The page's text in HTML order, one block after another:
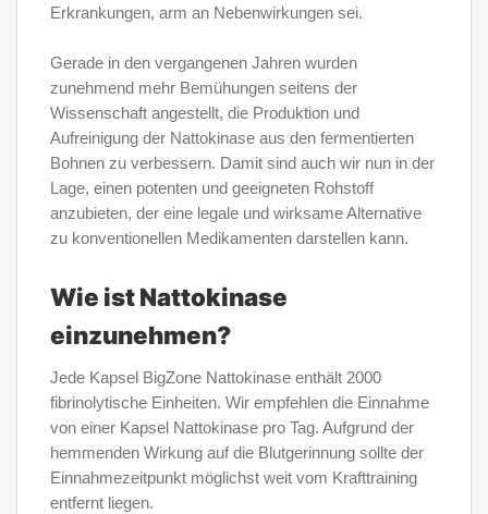
Erkrankungen, arm an Nebenwirkungen sei.
Gerade in den vergangenen Jahren wurden
zunehmend mehr Bemühungen seitens der
Wissenschaft angestellt, die Produktion und
Aufreinigung der Nattokinase aus den fermentierten
Bohnen zu verbessern. Damit sind auch wir nun in der
Lage, einen potenten und geeigneten Rohstoff
anzubieten, der eine legale und wirksame Alternative
zu konventionellen Medikamenten darstellen kann.
Wie ist Nattokinase
einzunehmen?
Jede Kapsel BigZone Nattokinase enthält 2000
fibrinolytische Einheiten. Wir empfehlen die Einnahme
von einer Kapsel Nattokinase pro Tag. Aufgrund der
hemmenden Wirkung auf die Blutgerinnung sollte der
Einnahmezeitpunkt möglichst weit vom Krafttraining
entfernt liegen.